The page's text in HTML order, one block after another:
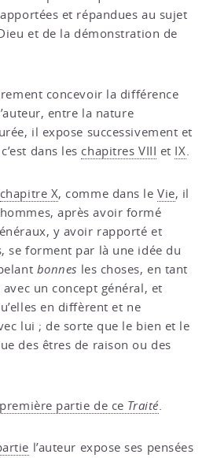
et répandues au sujet
et de la démonstration de
concevoir la différence
entre la nature
il expose successivement et
dans les chapitres VIII et IX.
chapitre X, comme dans leVie, il
après avoir formé
y avoir rapporté et
se forment par là une idée du
bonnes les choses, en tant
avec un concept général, et
en diffèrent et ne
lui ; de sorte que le bien et le
des êtres de raison ou des
première partie de ce Traité.
l’auteur expose ses pensées